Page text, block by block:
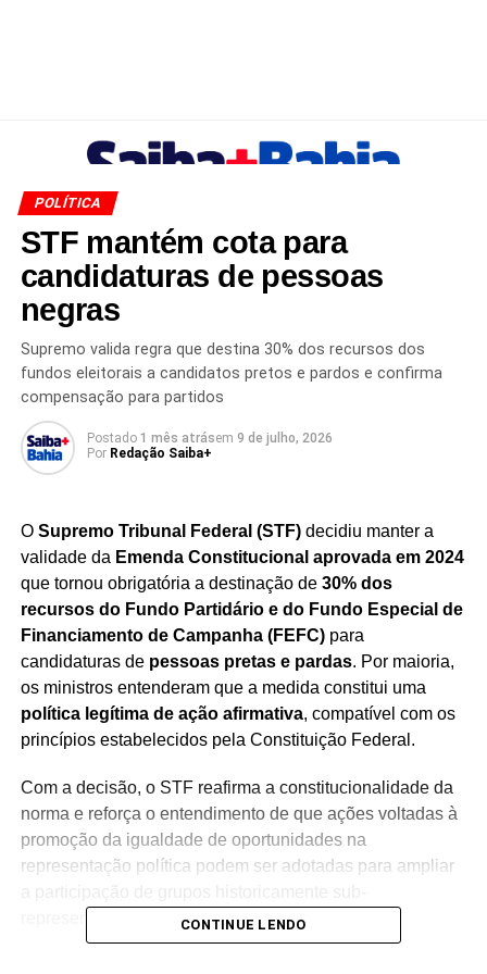
POLÍTICA
STF mantém cota para
candidaturas de pessoas
negras
Supremo valida regra que destina 30% dos recursos dos
fundos eleitorais a candidatos pretos e pardos e confirma
compensação para partidos
Postado 1 mês atrásem 9 de julho, 2026
Por Redação Saiba+
O Supremo Tribunal Federal (STF)decidiu manter a
validade da Emenda Constitucional aprovada em 2024
que tornou obrigatória a destinação de 30% dos
recursos do Fundo Partidário e do Fundo Especial de
Financiamento de Campanha (FEFC)para
candidaturas de pessoas pretas e pardas. Por maioria,
os ministros entenderam que a medida constitui uma
política legítima de ação afirmativa, compatível com os
princípios estabelecidos pela Constituição Federal.
Com a decisão, o STF reafirma a constitucionalidade da
norma e reforça o entendimento de que ações voltadas à
promoção da igualdade de oportunidades na
representação política podem ser adotadas para ampliar
representados no processo eleitoral.
CONTINUE LENDO